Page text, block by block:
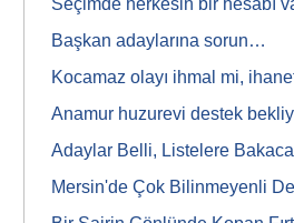
Seçimde herkesin bir hesabı
Başkan adaylarına sorun…
Kocamaz olayı ihmal mi,
Anamur huzurevi destek
Adaylar Belli, Listelere
Mersin'de Çok Bilinmeyenli